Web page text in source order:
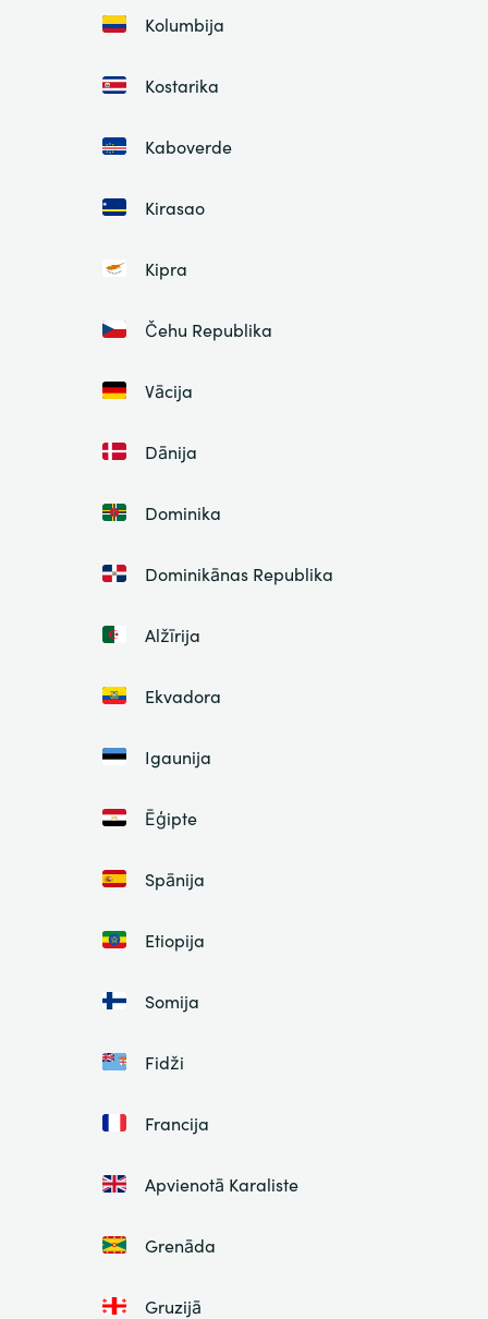
Kolumbija
Kostarika
Kaboverde
Kirasao
Kipra
Čehu Republika
Vācija
Dānija
Dominika
Dominikānas Republika
Alžīrija
Ekvadora
Igaunija
Ēģipte
Spānija
Etiopija
Somija
Fidži
Francija
Apvienotā Karaliste
Grenāda
Gruzijā